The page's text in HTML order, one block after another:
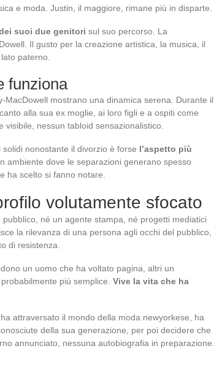
e moda. Justin, il maggiore, rimane più in disparte.
suoi due genitori sul suo percorso. La
Il gusto per la creazione artistica, la musica, il
paterno.
funziona
MacDowell mostrano una dinamica serena. Durante il
alla sua ex moglie, ai loro figli e a ospiti come
nessun tabloid sensazionalistico.
nonostante il divorzio è forse l’aspetto più
ambiente dove le separazioni generano spesso
ha scelto si fanno notare.
volutamente sfocato
né un agente stampa, né progetti mediatici
la rilevanza di una persona agli occhi del pubblico,
di resistenza.
un uomo che ha voltato pagina, altri un
più semplice. Vive la vita che ha
attraversato il mondo della moda newyorkese, ha
della sua generazione, per poi decidere che
annunciato, nessuna autobiografia in preparazione.